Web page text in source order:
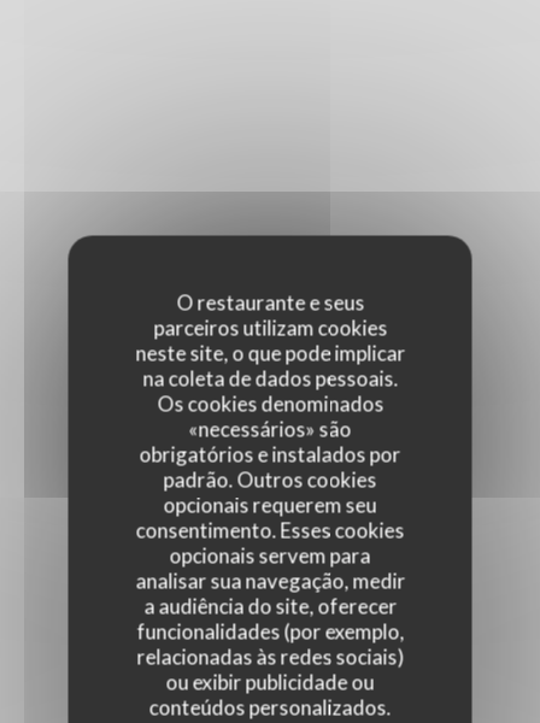
O restaurante e seus
parceiros utilizam cookies
neste site, o que pode implicar
na coleta de dados pessoais.
Os cookies denominados
«necessários» são
obrigatórios e instalados por
padrão. Outros cookies
opcionais requerem seu
consentimento. Esses cookies
opcionais servem para
analisar sua navegação, medir
a audiência do site, oferecer
funcionalidades (por exemplo,
relacionadas às redes sociais)
ou exibir publicidade ou
conteúdos personalizados.